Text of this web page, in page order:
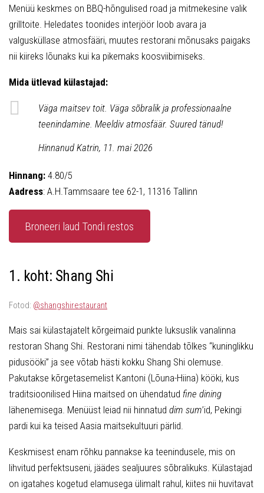
Menüü keskmes on BBQ-hõngulised road ja mitmekesine valik
grilltoite. Heledates toonides interjöör loob avara ja
valgusküllase atmosfääri, muutes restorani mõnusaks paigaks
nii kiireks lõunaks kui ka pikemaks koosviibimiseks.
Mida ütlevad külastajad:
Väga maitsev toit. Väga sõbralik ja professionaalne
teenindamine. Meeldiv atmosfäär. Suured tänud!
Hinnanud Katrin, 11. mai 2026
Hinnang: 4.80/5
Aadress: A.H.Tammsaare tee 62-1, 11316 Tallinn
Broneeri laud Tondi restos
1. koht: Shang Shi
Fotod: @shangshirestaurant
Mais sai külastajatelt kõrgeimaid punkte luksuslik vanalinna
restoran Shang Shi. Restorani nimi tähendab tõlkes “kuninglikku
pidusööki” ja see võtab hästi kokku Shang Shi olemuse.
Pakutakse kõrgetasemelist Kantoni (Lõuna-Hiina) kööki, kus
traditsioonilised Hiina maitsed on ühendatud fine dining
lähenemisega. Menüüst leiad nii hinnatud dim sum’id, Pekingi
pardi kui ka teised Aasia maitsekultuuri pärlid.
Keskmisest enam rõhku pannakse ka teenindusele, mis on
lihvitud perfektsuseni, jäädes sealjuures sõbralikuks. Külastajad
on igatahes kogetud elamusega ülimalt rahul, kiites nii huvitavat